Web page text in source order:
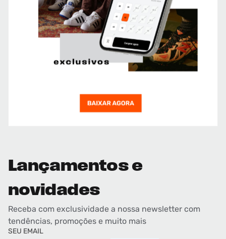
Lançamentos e
novidades
Receba com exclusividade a nossa newsletter com
tendências, promoções e muito mais
SEU EMAIL